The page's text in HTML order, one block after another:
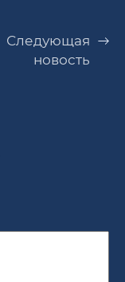
Следующая
новость